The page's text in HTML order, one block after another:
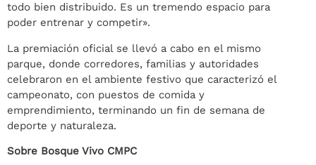
todo bien distribuido. Es un tremendo espacio para
poder entrenar y competir».
La premiación oficial se llevó a cabo en el mismo
parque, donde corredores, familias y autoridades
celebraron en el ambiente festivo que caracterizó el
campeonato, con puestos de comida y
emprendimiento, terminando un fin de semana de
deporte y naturaleza.
Sobre Bosque Vivo CMPC